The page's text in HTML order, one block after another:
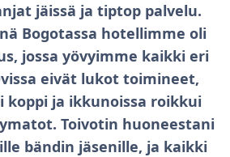
jäissä ja tiptop palvelu.
Bogotassa hotellimme oli
jossa yövyimme kaikki eri
eivät lukot toimineet,
koppi ja ikkunoissa roikkui
Toivotin huoneestani
bändin jäsenille, ja kaikki